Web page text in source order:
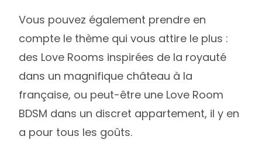
Vous pouvez également prendre en
compte le thème qui vous attire le plus :
des Love Rooms inspirées de la royauté
dans un magnifique château à la
française, ou peut-être une Love Room
BDSM dans un discret appartement, il y en
a pour tous les goûts.